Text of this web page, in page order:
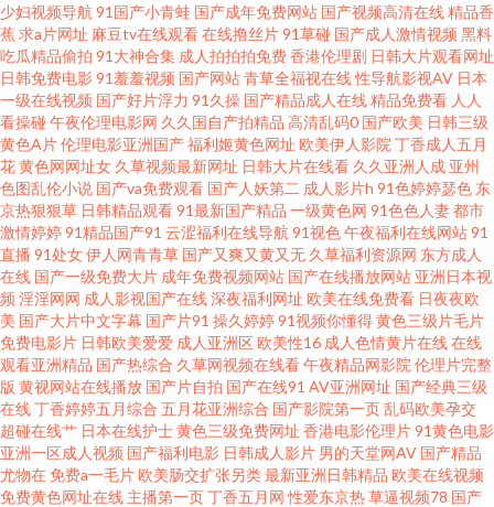
网站 午夜福利据场 Av爱爱69 激情另类综合 三级片中日韩 jk白丝被射 韩日无
码片 日本情色2区3区 91美女足交麻豆 浮力欧美第一页 微拍福利成人 成人精
品免费网 日韩操逼片 97超碰人人妻 黄色小电彭 日本女优婷婷 在线网址入口
av 第一福利航官方 免费成人 91污网站 久久网址二区 丝袜人妻中文字幕 超碰
在线搞99 美女巨乳被后入 五月花成人在线观 变态丝袜另类 欧美A视频 午夜
福利18禁 色偷偷影院 久草电影网 亚洲另类偷拍精品 成人无码福利导航 欧美
一级性爱a片 在线电影av 豆花日韩成人社区 欧美性爱va专区 AV午夜福利导航
老司机亚洲天堂 亚洲天堂色网站 浮力影院草 欧洲午夜福利片 91视频在线 含
羞草福利影院 三级片青青草 欧美射精视频 亚洲五夜剧场 国产又大 亚洲精品
少妇视频导航 91国产小青蛙 国产成年免费网站 国产视频高清在线精品香
蕉求a片网址 麻豆tv在线观看在线撸丝片91草碰 国产成人激情视频 黑料
吃瓜精品偷拍 91大神合集 成人拍拍拍免费香港伦理剧 日韩大片观看网址
日韩免费电影91羞羞视频 国产网站青草全福视在线性导航影视AV 日本
一级在线视频 国产好片浮力 91久操 国产精品成人在线精品免费看 人人
看操碰 午夜伦理电影网 久久国自产拍精品 高清乱码0 国产欧美 日韩三级
黄色A片伦理电影亚洲国产福利姬黄色网址 欧美伊人影院 丁香成人五月
花黄色网网址女 久草视频最新网址 日韩大片在线看 久久亚洲人成 亚州
色图乱伦小说 国产va免费观看 国产人妖第二 成人影片h 91色婷婷瑟色 东
京热狠狠草 日韩精品观看91最新国产精品 一级黄色网 91色色人妻都市
激情婷婷91精品国产91 云涩福利在线导航 91视色午夜福利在线网站91
直播 91处女伊人网青青草 国产又爽又黄又无 久草福利资源网 东方成人
在线 国产一级免费大片 成年免费视频网站 国产在线播放网站 亚洲日本视
频 淫淫网网 成人影视国产在线深夜福利网址 欧美在线免费看 日夜夜欧
美 国产大片中文字幕 国产片91 操久婷婷91视频你懂得黄色三级片毛片
免费电影片 日韩欧美爱爱 成人亚洲区欧美性16 成人色情黄片在线在线
观看亚洲精品 国产热综合 久草网视频在线看午夜精品网影院 伦理片完整
版 黄视网站在线播放 国产片自拍 国产在线91 AV亚洲网址 国产经典三级
在线丁香婷婷五月综合 五月花亚洲综合 国产影院第一页乱码欧美孕交
超碰在线艹 日本在线护士黄色三级免费网址 香港电影伦理片91黄色电影
亚洲一区成人视频 国产福利电影 日韩成人影片 男的天堂网AV 国产精品
尤物在免费a一毛片欧美肠交扩张另类最新亚洲日韩精品 欧美在线视频
免费黄色网址在线 主播第一页丁香五月网 性爱东京热草逼视频78 国产